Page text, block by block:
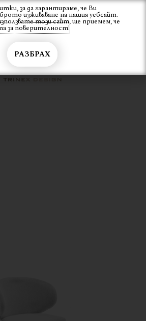
за да гарантираме, че Ви
изживяване на нашия уебсайт.
този сайт, ще приемем, че
за поверителност!
РАЗБРАХ